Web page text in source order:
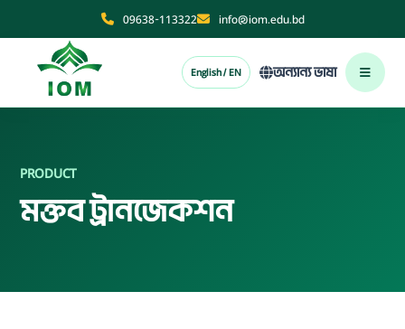
09638-113322 info@iom.edu.bd
English / EN অন্যান্য ভাষা
PRODUCT
মক্তব ট্রানজেকশন